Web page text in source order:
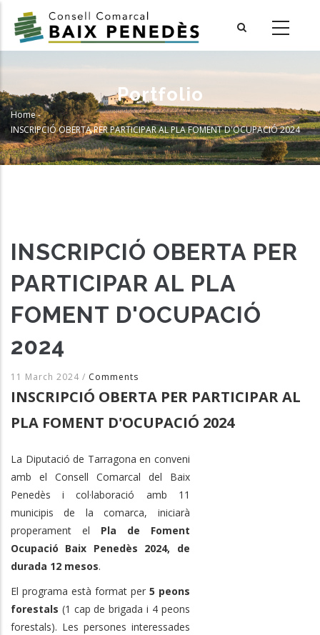
main
Portfolio
Breadcrumb
Home-
INSCRIPCIÓ OBERTA PER PARTICIPAR AL PLA FOMENT D'OCUPACIÓ 2024
INSCRIPCIÓ OBERTA PER
PARTICIPAR AL PLA
FOMENT D'OCUPACIÓ
2024
11 March 2024 / Comments
INSCRIPCIÓ OBERTA PER PARTICIPAR AL
PLA FOMENT D'OCUPACIÓ 2024
La Diputació de Tarragona en conveni
amb el Consell Comarcal del Baix
Penedès i col·laboració amb 11
municipis de la comarca, iniciarà
properament el Pla de Foment
Ocupació Baix Penedès 2024, de
durada 12 mesos.
El programa està format per 5 peons
forestals (1 cap de brigada i 4 peons
forestals). Les persones interessades